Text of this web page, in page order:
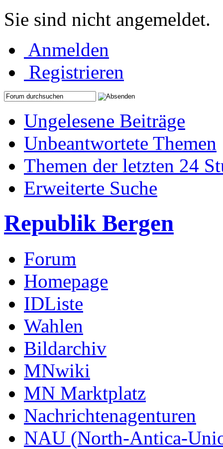
Sie sind nicht angemeldet.
Anmelden
Registrieren
Ungelesene Beiträge
Unbeantwortete Themen
Themen der letzten 24
Erweiterte Suche
Republik Bergen
Forum
Homepage
IDListe
Wahlen
Bildarchiv
MNwiki
MN Marktplatz
Nachrichtenagenturen
NAU (North-Antica-